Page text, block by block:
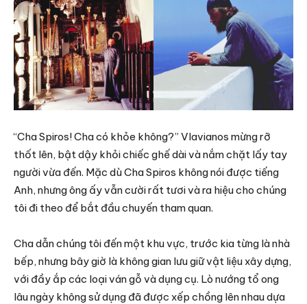
“Cha Spiros! Cha có khỏe không?” Vlavianos mừng rỡ
thốt lên, bật dậy khỏi chiếc ghế dài và nắm chặt lấy tay
người vừa đến. Mặc dù Cha Spiros không nói được tiếng
Anh, nhưng ông ấy vẫn cười rất tươi và ra hiệu cho chúng
tôi đi theo để bắt đầu chuyến tham quan.
Cha dẫn chúng tôi đến một khu vực, trước kia từng là nhà
bếp, nhưng bây giờ là không gian lưu giữ vật liệu xây dựng,
với đầy ắp các loại ván gỗ và dụng cụ. Lò nướng tổ ong
lâu ngày không sử dụng đã được xếp chồng lên nhau dựa